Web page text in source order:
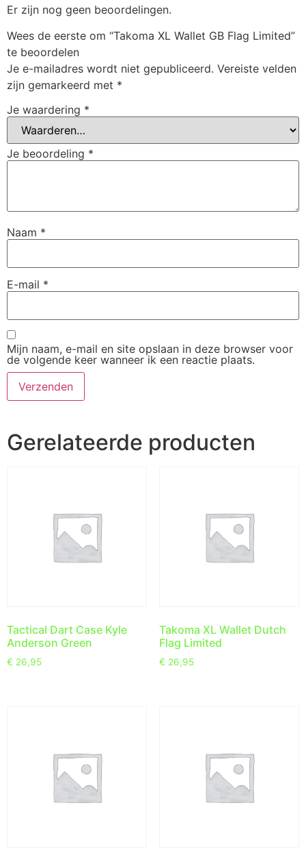
Er zijn nog geen beoordelingen.
Wees de eerste om “Takoma XL Wallet GB Flag Limited”
te beoordelen
Je e-mailadres wordt niet gepubliceerd. Vereiste velden
zijn gemarkeerd met *
Je waardering *
Je beoordeling *
Naam *
E-mail *
Mijn naam, e-mail en site opslaan in deze browser voor
de volgende keer wanneer ik een reactie plaats.
Gerelateerde producten
Tactical Dart Case Kyle
Anderson Green
€ 26,95
Takoma XL Wallet Dutch
Flag Limited
€ 26,95